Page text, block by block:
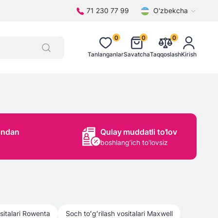
71 230 77 99 O'zbekcha
0
Tanlanganlar
0
Savatcha
0
TaqqoslashKirish
Qulay muddatli to'lov
boshlang’ich to'lovsiz
Rowenta Soch toʻgʻrilash vositalari Maxwell